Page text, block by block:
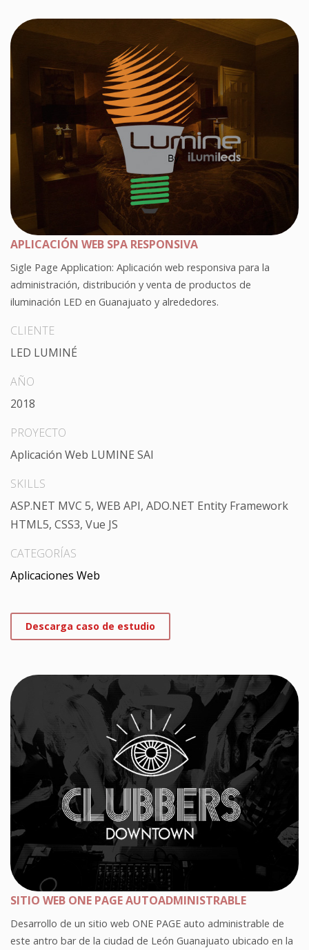
APLICACIÓN WEB SPA RESPONSIVA
Sigle Page Application: Aplicación web responsiva para la
administración, distribución y venta de productos de
iluminación LED en Guanajuato y alrededores.
CLIENTE
LED LUMINÉ
AÑO
2018
PROYECTO
Aplicación Web LUMINE SAI
SKILLS
ASP.NET MVC 5, WEB API, ADO.NET Entity Framework
HTML5, CSS3, Vue JS
CATEGORÍAS
Aplicaciones Web
Descarga caso de estudio
SITIO WEB ONE PAGE AUTOADMINISTRABLE
Desarrollo de un sitio web ONE PAGE auto administrable de
este antro bar de la ciudad de León Guanajuato ubicado en la